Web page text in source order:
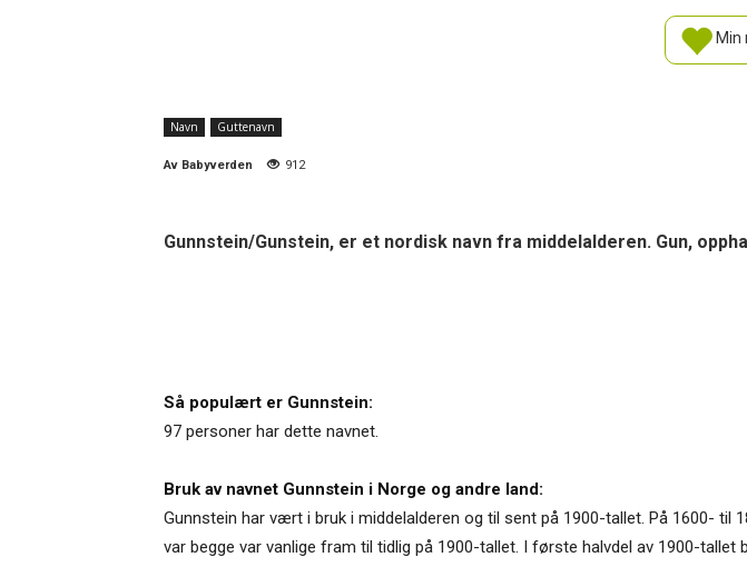
Min
Navn Guttenavn
Av Babyverden 912
Gunnstein/Gunstein, er et nordisk navn fra middelalderen. Gun,
Så populært er Gunnstein:
97 personer har dette navnet.
Bruk av navnet Gunnstein i Norge og andre land:
Gunnstein har vært i bruk i middelalderen og til sent på 1900-tallet. På 1600-
var begge var vanlige fram til tidlig på 1900-tallet. I første halvdel av 1900-